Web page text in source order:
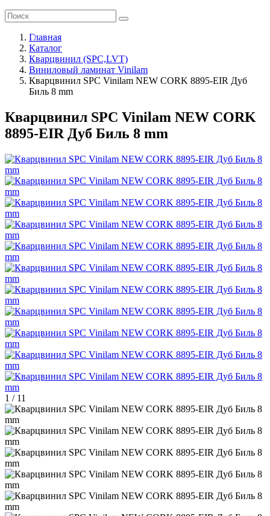
Главная
Каталог
Кварцвинил (SPC,LVT)
Виниловый ламинат Vinilam
Кварцвинил SPC Vinilam NEW CORK 8895-EIR Дуб
Биль 8 mm
Кварцвинил SPC Vinilam NEW CORK
8895-EIR Дуб Биль 8 mm
1 / 11